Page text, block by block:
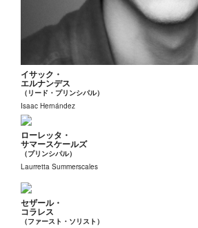
イサック・
エルナンデス
（リード・プリンシパル）
Isaac Hernández
ローレッタ・
サマースケールズ
（プリンシパル）
Laurretta Summerscales
セザール・
コラレス
（ファースト・ソリスト）